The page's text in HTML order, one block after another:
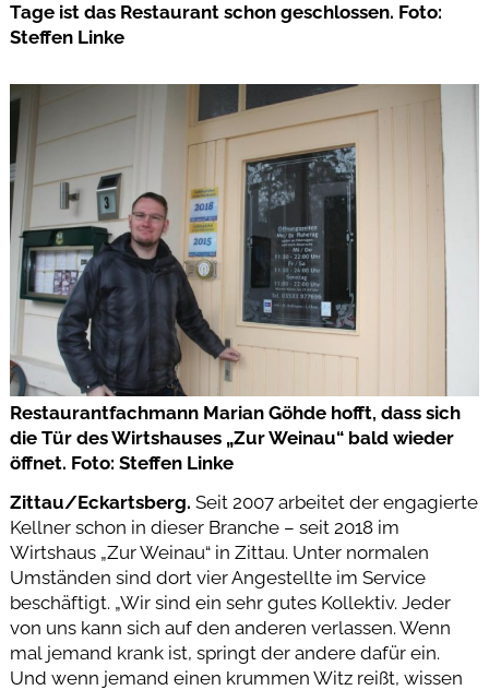
Tage ist das Restaurant schon geschlossen. Foto:
Steffen Linke
Restaurantfachmann Marian Göhde hofft, dass sich
die Tür des Wirtshauses „Zur Weinau“ bald wieder
öffnet. Foto: Steffen Linke
Zittau/Eckartsberg. Seit 2007 arbeitet der engagierte
Kellner schon in dieser Branche – seit 2018 im
Wirtshaus „Zur Weinau“ in Zittau. Unter normalen
Umständen sind dort vier Angestellte im Service
beschäftigt. „Wir sind ein sehr gutes Kollektiv. Jeder
von uns kann sich auf den anderen verlassen. Wenn
mal jemand krank ist, springt der andere dafür ein.
Und wenn jemand einen krummen Witz reißt, wissen